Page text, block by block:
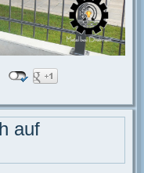
auf